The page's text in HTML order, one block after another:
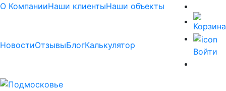
О КомпанииНаши клиентыНаши объекты
НовостиОтзывыБлогКалькулятор
Войти